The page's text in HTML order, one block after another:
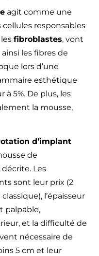
agit comme une
responsables
lesfibroblastes, vont
les fibres de
lors d’une
esthétique
5%. De plus, les
la mousse,
d’implant
de
Les
sont leur prix (2
l’épaisseur
palpable,
et la difficulté de
nécessaire de
5 cm et leur